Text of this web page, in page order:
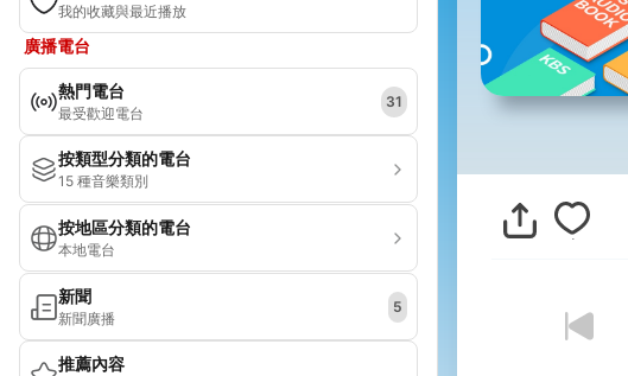
我的收藏與最近播放
廣播電台
熱門電台
最受歡迎電台
31
按類型分類的電台
15 種音樂類別
按地區分類的電台
本地電台
新聞
新聞廣播
5
推薦內容